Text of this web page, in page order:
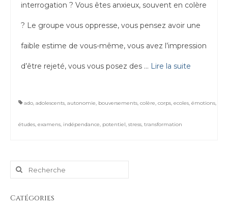
interrogation ? Vous êtes anxieux, souvent en colère
? Le groupe vous oppresse, vous pensez avoir une
faible estime de vous-même, vous avez l’impression
d’être rejeté, vous vous posez des … Lire la suite­­
ado, adolescents, autonomie, bouversements, colère, corps, ecoles, émotions,
études, examens, indépendance, potentiel, stress, transformation
Rechercher
Catégories